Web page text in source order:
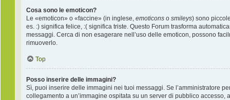
Cosa sono le emoticon?
Le «emoticon» o «faccine» (in inglese, emoticons o smileys) sono
es. :) significa felice, :( significa triste. Questo Forum trasforma
messaggi. Cerca di non esagerare nell’uso delle emoticon, possono
rimuoverlo.
Top
Posso inserire delle immagini?
Sì, puoi inserire delle immagini nei tuoi messaggi. Se l’amministratore
collegamento a un’immagine ospitata su un server di pubblico